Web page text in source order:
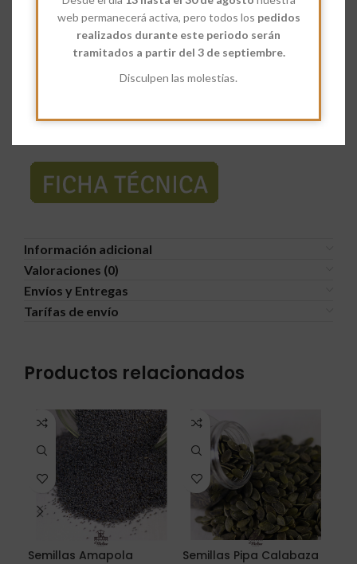
web permanecerá activa, pero todos los pedidos
realizados durante este periodo serán
tramitados a partir del 3 de septiembre.
Disculpen las molestias.
mejor mezcla en preparaciones culinarias.
Es un ingrediente fundamental en la cocina india y de Medio
mezclas de especias. Se utiliza para condimentar aves,
profundo y aromático. El polvo de fenogreco se puede añadir a
Información adicional
Valoraciones (0)
Envíos y Entregas
Tarífas de envío
Productos relacionados
Semillas Amapola Semillas Pipa Calabaza